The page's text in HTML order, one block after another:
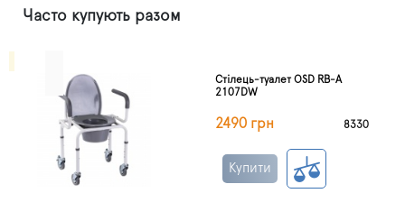
Часто купують разом
Стілець-туалет OSD RB-A
2107DW
2490 грн 8330
Купити